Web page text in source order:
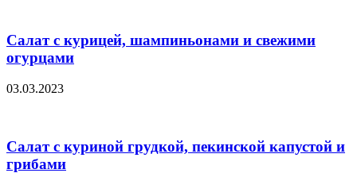
Салат с курицей, шампиньонами и свежими
огурцами
03.03.2023
Салат с куриной грудкой, пекинской капустой и
грибами